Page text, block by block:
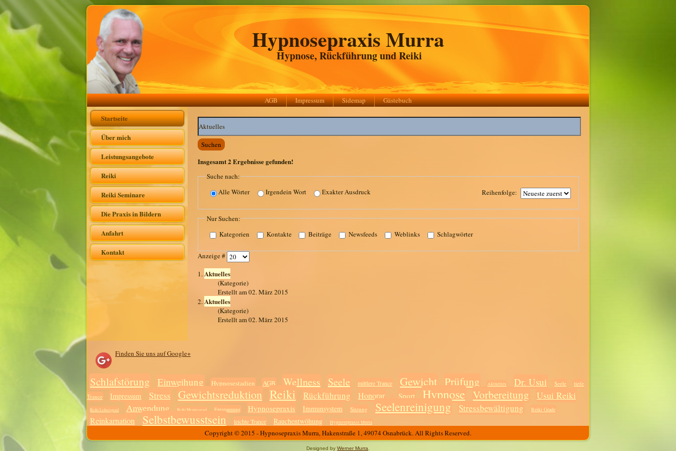
Hypnosepraxis Murra
Hypnose, Rückführung und Reiki
AGB Impressum Sidemap Gästebuch
Startseite
Über mich
Leistungsangebote
Reiki
Reiki Seminare
Die Praxis in Bildern
Anfahrt
Kontakt
Suchen
Insgesamt2 Ergebnisse gefunden!
Suche nach:
Alle Wörter
Irgendein Wort Exakter Ausdruck Reihenfolge:
Nur Suchen:
Kategorien
Kontakte Beiträge Newsfeeds Weblinks Schlagwörter
Anzeige #
1.Aktuelles
(Kategorie)
Erstellt am 02. März 2015
2.Aktuelles
(Kategorie)
Erstellt am 02. März 2015
Finden Sie uns auf Google+
Schlafstörung Einweihung Hypnosestadien AGB Wellness Seele mittlere Trance Gewicht Prüfung Aktuelles Dr. Usui Seele
tiefe
Trance
Impressum Stress Gewichtsreduktion Reiki Rückführung Honorar Sport Hypnose Vorbereitung Usui Reiki
Reiki Lehrergrad Anwendung Reiki Meistergrad Entspannung Hypnosepraxis Immunsystem Sitzung Seelenreinigung Stressbewältigung Reiki Grade
Reinkarnation Selbstbewusstsein leichte Trance Rauchentwöhung Hypnosepraxis Murra
Copyright © 2015 - Hypnosepraxis Murra, Hakenstraße 1, 49074 Osnabrück. All Rights Reserved.
Designed by Werner Murra